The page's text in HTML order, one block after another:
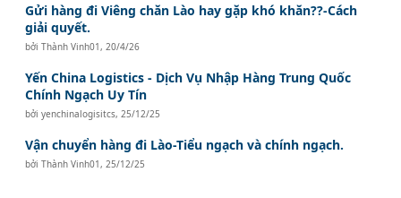
Gửi hàng đi Viêng chăn Lào hay gặp khó khăn??-Cách
giải quyết.
bởiThành Vinh01 , 20/4/26
Yến China Logistics - Dịch Vụ Nhập Hàng Trung Quốc
Chính Ngạch Uy Tín
bởiyenchinalogisitcs, 25/12/25
Vận chuyển hàng đi Lào-Tiểu ngạch và chính ngạch.
bởiThành Vinh01 , 25/12/25